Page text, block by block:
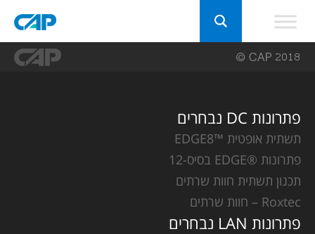
פתרונות DC נבחרים
תשתית אופטית ™EDGE8
פתרונות ®EDGE בסיס-12
תכנון תשתית חוות שרתים
Roxtec – חוות שרתים
פתרונות LAN נבחרים